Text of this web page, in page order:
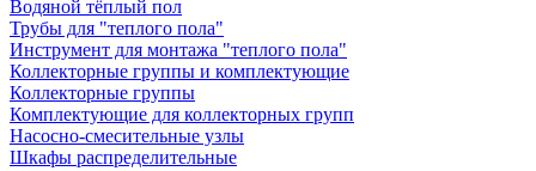
Водяной тёплый пол
Трубы для "теплого пола"
Инструмент для монтажа "теплого пола"
Коллекторные группы и комплектующие
Коллекторные группы
Комплектующие для коллекторных групп
Насосно-смесительные узлы
Шкафы распределительные